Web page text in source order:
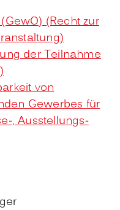
(Recht zur
der Teilnahme
von
Gewerbes für
, Ausstellungs-